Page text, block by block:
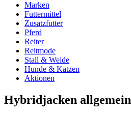
Marken
Futtermittel
Zusatzfutter
Pferd
Reiter
Reitmode
Stall & Weide
Hunde & Katzen
Aktionen
Hybridjacken allgemein